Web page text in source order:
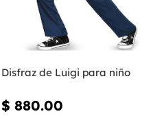
Disfraz de Luigi para niño
$ 880.00